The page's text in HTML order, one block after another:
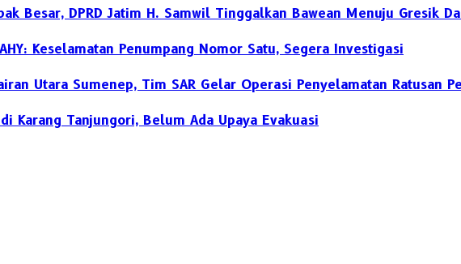
Besar, DPRD Jatim H. Samwil Tinggalkan Bawean Menuju Gresik
Keselamatan Penumpang Nomor Satu, Segera Investigasi
Utara Sumenep, Tim SAR Gelar Operasi Penyelamatan Ratusan
Karang Tanjungori, Belum Ada Upaya Evakuasi